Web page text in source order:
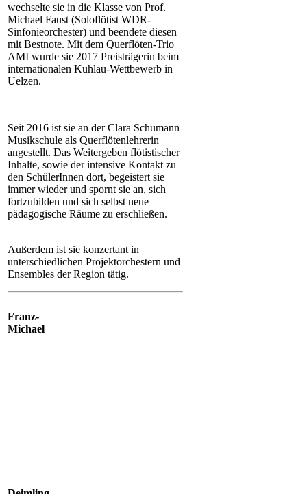
wechselte sie in die Klasse von Prof.
Michael Faust (Soloflötist WDR-
Sinfonieorchester) und beendete diesen
mit Bestnote. Mit dem Querflöten-Trio
AMI wurde sie 2017 Preisträgerin beim
internationalen Kuhlau-Wettbewerb in
Uelzen.
Seit 2016 ist sie an der Clara Schumann
Musikschule als Querflötenlehrerin
angestellt. Das Weitergeben flötistischer
Inhalte, sowie der intensive Kontakt zu
den SchülerInnen dort, begeistert sie
immer wieder und spornt sie an, sich
fortzubilden und sich selbst neue
pädagogische Räume zu erschließen.
Außerdem ist sie konzertant in
unterschiedlichen Projektorchestern und
Ensembles der Region tätig.
Franz-
Michael